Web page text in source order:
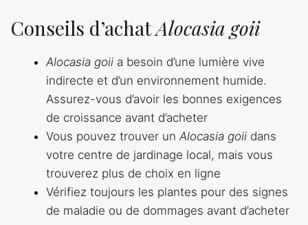
Conseils d’achatAlocasia goii
Alocasia goii a besoin d’une lumière vive
indirecte et d’un environnement humide.
Assurez-vous d’avoir les bonnes exigences
de croissance avant d’acheter
Vous pouvez trouver un Alocasia goii dans
votre centre de jardinage local, mais vous
trouverez plus de choix en ligne
Vérifiez toujours les plantes pour des signes
de maladie ou de dommages avant d’acheter